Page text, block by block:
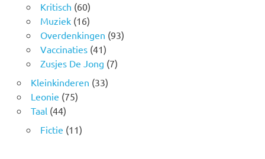
Kritisch (60)
Muziek(16)
Overdenkingen (93)
Vaccinaties(41)
Zusjes De Jong (7)
Kleinkinderen (33)
Leonie (75)
Taal(44)
Fictie (11)